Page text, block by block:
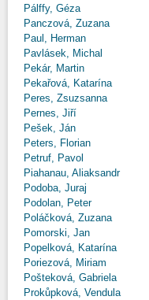
Pálffy, Géza
Panczová, Zuzana
Paul, Herman
Pavlásek, Michal
Pekár, Martin
Pekařová, Katarína
Peres, Zsuzsanna
Pernes, Jiří
Pešek, Ján
Peters, Florian
Petruf, Pavol
Piahanau, Aliaksandr
Podoba, Juraj
Podolan, Peter
Poláčková, Zuzana
Pomorski, Jan
Popelková, Katarína
Poriezová, Miriam
Pošteková, Gabriela
Prokůpková, Vendula